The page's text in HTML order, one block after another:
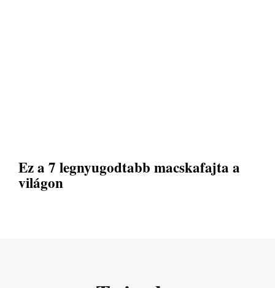
Ez a 7 legnyugodtabb macskafajta a
világon